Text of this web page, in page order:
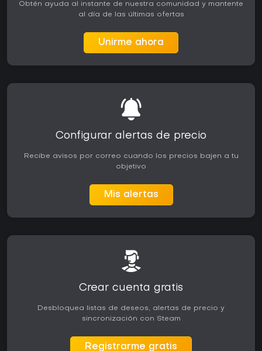
Obtén ayuda al instante de nuestra comunidad y mantente
al día de las últimas ofertas
Unirme ahora
Configurar alertas de precio
Recibe avisos por correo cuando los precios bajen a tu
objetivo
Mis alertas
Crear cuenta gratis
Desbloquea listas de deseos, alertas de precio y
sincronización con Steam
Registrarme gratis